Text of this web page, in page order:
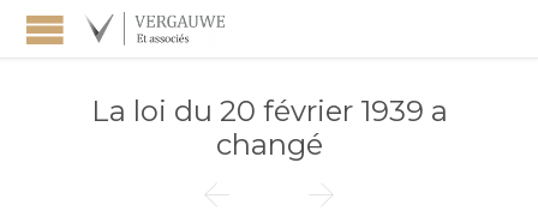
La loi du 20 février 1939 a
changé
 